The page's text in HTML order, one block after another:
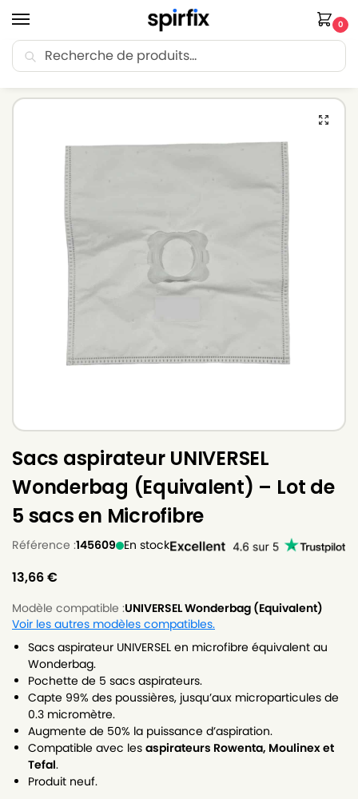
0
🚚 Livraison Point Relais offerte dès 30€ d’achat.
Sacs aspirateur UNIVERSEL
Wonderbag (Equivalent) – Lot de
5 sacs en Microfibre
Référence :145609 En stock
13,66€
Modèle compatible :UNIVERSEL Wonderbag (Equivalent)
Voir les autres modèles compatibles.
Sacs aspirateur UNIVERSEL en microfibre équivalent au
Wonderbag.
Pochette de 5 sacs aspirateurs.
Capte 99% des poussières, jusqu’aux microparticules de
0.3 micromètre.
Augmente de 50% la puissance d’aspiration.
Compatible avec les aspirateurs Rowenta, Moulinex et
Tefal.
Produit neuf.